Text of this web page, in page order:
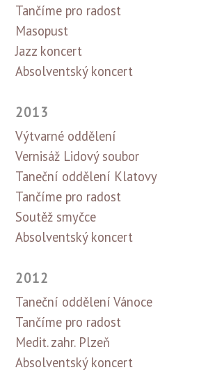
Tančíme pro radost
Masopust
Jazz koncert
Absolventský koncert
2013
Výtvarné oddělení
Vernisáž Lidový soubor
Taneční oddělení Klatovy
Tančíme pro radost
Soutěž smyčce
Absolventský koncert
2012
Taneční oddělení Vánoce
Tančíme pro radost
Medit. zahr. Plzeň
Absolventský koncert